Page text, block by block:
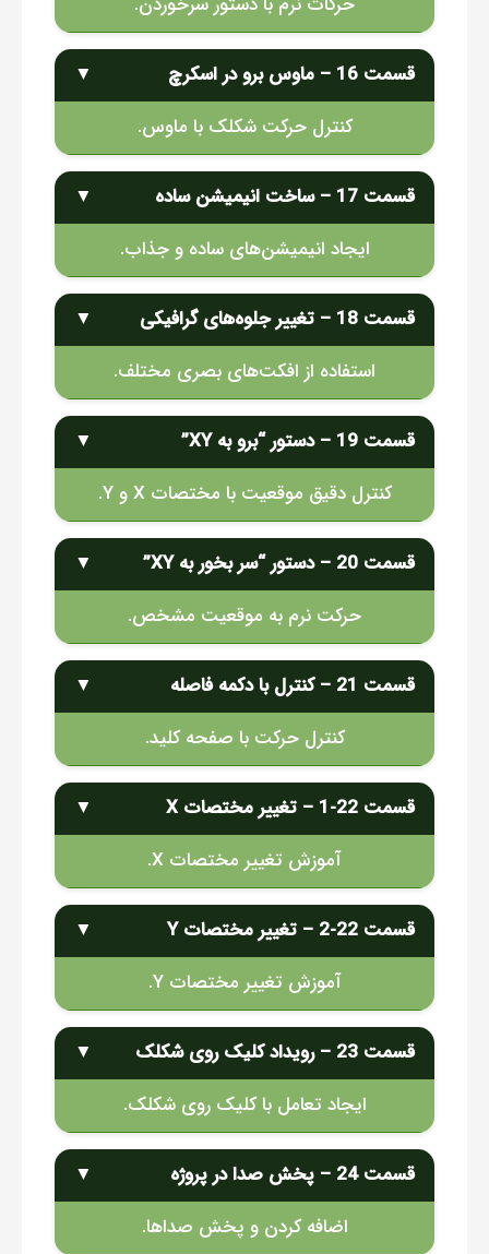
قسمت 16 – ماوس برو در اسکرچ
▼
کنترل حرکت شکلک با ماوس.
قسمت 17 – ساخت انیمیشن ساده
▼
ایجاد انیمیشن‌های ساده و جذاب.
قسمت 18 – تغییر جلوه‌های گرافیکی
▼
استفاده از افکت‌های بصری مختلف.
قسمت 19 – دستور “برو به XY”
▼
کنترل دقیق موقعیت با مختصات X و Y.
قسمت 20 – دستور “سر بخور به XY”
▼
حرکت نرم به موقعیت مشخص.
قسمت 21 – کنترل با دکمه فاصله
▼
کنترل حرکت با صفحه کلید.
قسمت 22-1 – تغییر مختصات X
▼
آموزش تغییر مختصات X.
قسمت 22-2 – تغییر مختصات Y
▼
آموزش تغییر مختصات Y.
قسمت 23 – رویداد کلیک روی شکلک
▼
ایجاد تعامل با کلیک روی شکلک.
قسمت 24 – پخش صدا در پروژه
▼
اضافه کردن و پخش صداها.